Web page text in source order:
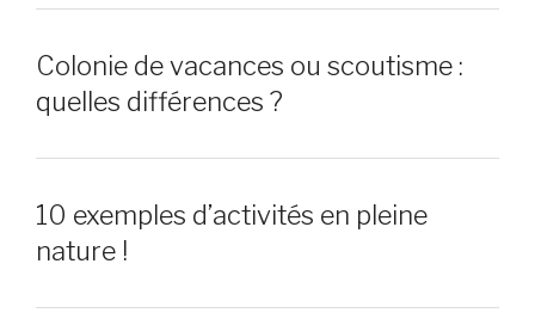
Colonie de vacances ou scoutisme :
quelles différences ?
10 exemples d’activités en pleine
nature !